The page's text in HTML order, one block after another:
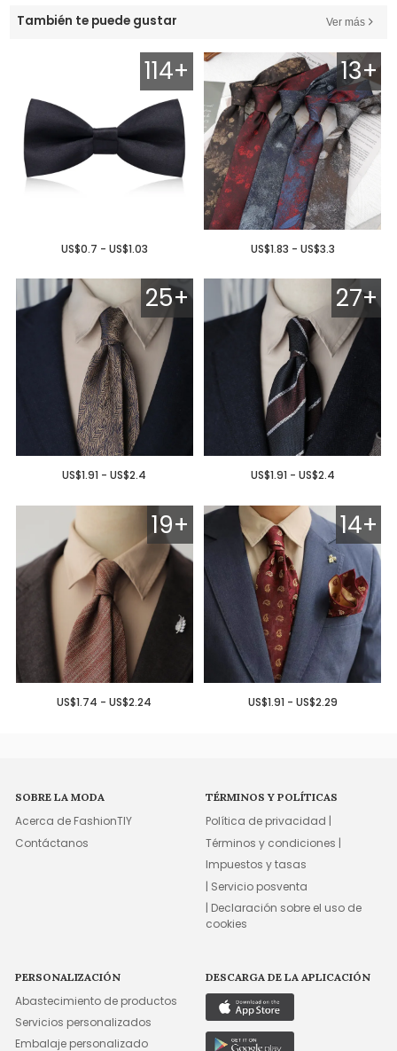
También te puede gustar Ver más
114+
US$0.7 - US$1.03
13+
US$1.83 - US$3.3
25+
US$1.91 - US$2.4
27+
US$1.91 - US$2.4
19+
US$1.74 - US$2.24
14+
US$1.91 - US$2.29
SOBRE LA MODA
Acerca de FashionTIY
Contáctanos
TÉRMINOS Y POLÍTICAS
Política de privacidad |
Términos y condiciones |
Impuestos y tasas
| Servicio posventa
| Declaración sobre el uso de
cookies
PERSONALIZACIÓN
Abastecimiento de productos
Servicios personalizados
Embalaje personalizado
DESCARGA DE LA APLICACIÓN